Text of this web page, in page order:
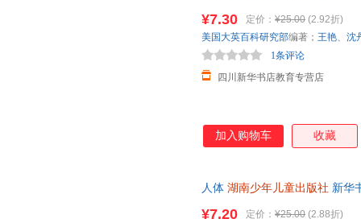
¥7.30 定价： ¥25.00 (2.92折)
四川新华书店教育专营店
1条评论
美国大英百科研究部编著； 王艳、 沈
加入购物车 收藏
人体 湖南少年儿童出版社 新华
¥7.20 定价： ¥25.00 (2.88折)